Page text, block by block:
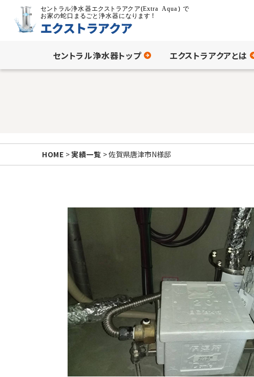
セントラル浄水器トップ エクストラアクアとは
HOME >実績一覧 > 佐賀県唐津市N様邸